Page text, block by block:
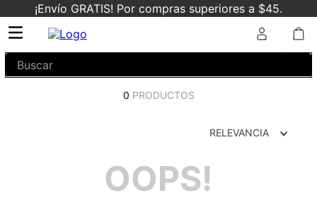
¡Envío GRATIS! Por compras superiores a $45.
Buscar
0 PRODUCTOS
RELEVANCIA
OOPS!